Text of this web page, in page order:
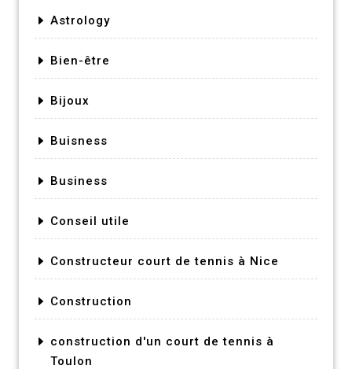
Astrology
Bien-être
Bijoux
Buisness
Business
Conseil utile
Constructeur court de tennis à Nice
Construction
construction d'un court de tennis à
Toulon